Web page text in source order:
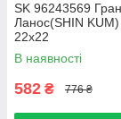
SK 96243569
Ланос(SHIN KUM)
22х22
В наявності
582 ₴ 776 ₴